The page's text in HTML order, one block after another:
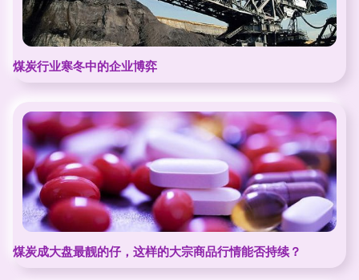
煤炭行业寒冬中的企业博弈
煤炭成大盘最靓的仔，这样的大宗商品行情能否持续？